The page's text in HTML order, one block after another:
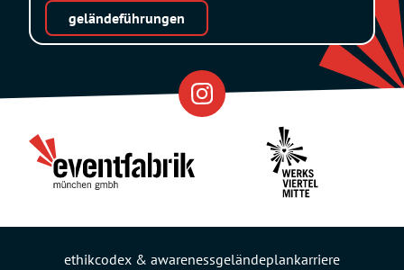
Partner
geländeführungen
ethikcodex & awarenessgeländeplankarriere